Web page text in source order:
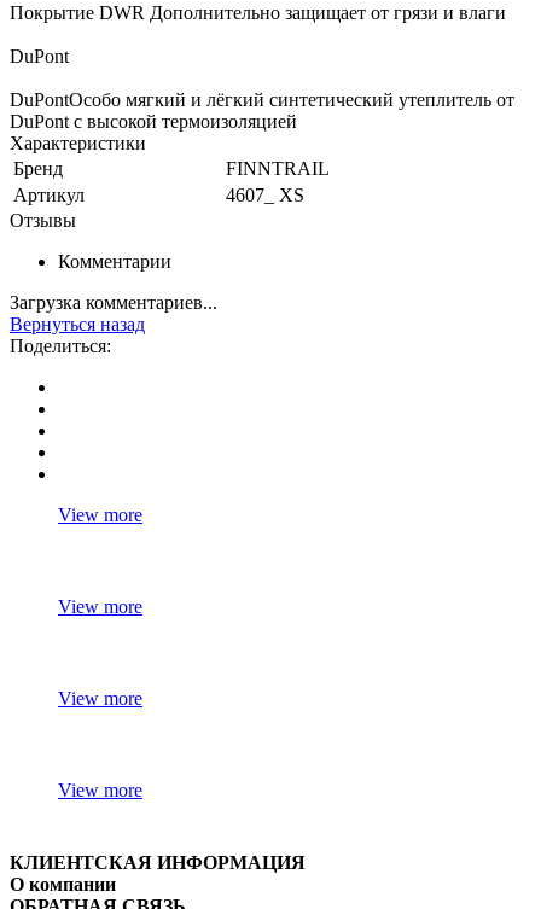
Покрытие DWR Дополнительно защищает от грязи и влаги
DuPont
DuPontОсобо мягкий и лёгкий синтетический утеплитель от
DuPont с высокой термоизоляцией
Характеристики
Бренд
FINNTRAIL
Артикул
4607_ XS
Отзывы
Комментарии
Загрузка комментариев...
Вернуться назад
Поделиться:
View more
View more
View more
View more
КЛИЕНТСКАЯ ИНФОРМАЦИЯ
О компании